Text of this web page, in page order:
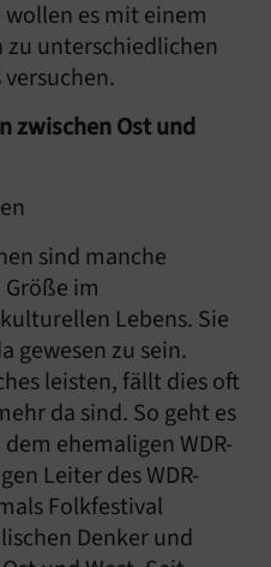
es mit einem
zu unterschiedlichen
zwischen Ost und
sind manche
im
Lebens. Sie
gewesen zu sein.
leisten, fällt dies oft
da sind. So geht es
ehemaligen WDR-
Leiter des WDR-
Folkfestival
Denker und